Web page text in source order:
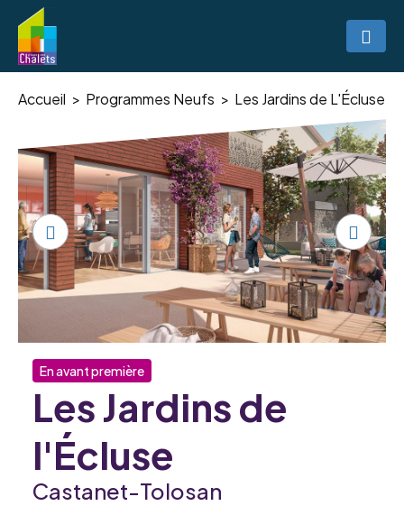
Accueil Programmes Neufs Les Jardins de L'Écluse
En avant première
Les Jardins de
l'Écluse
Castanet-Tolosan